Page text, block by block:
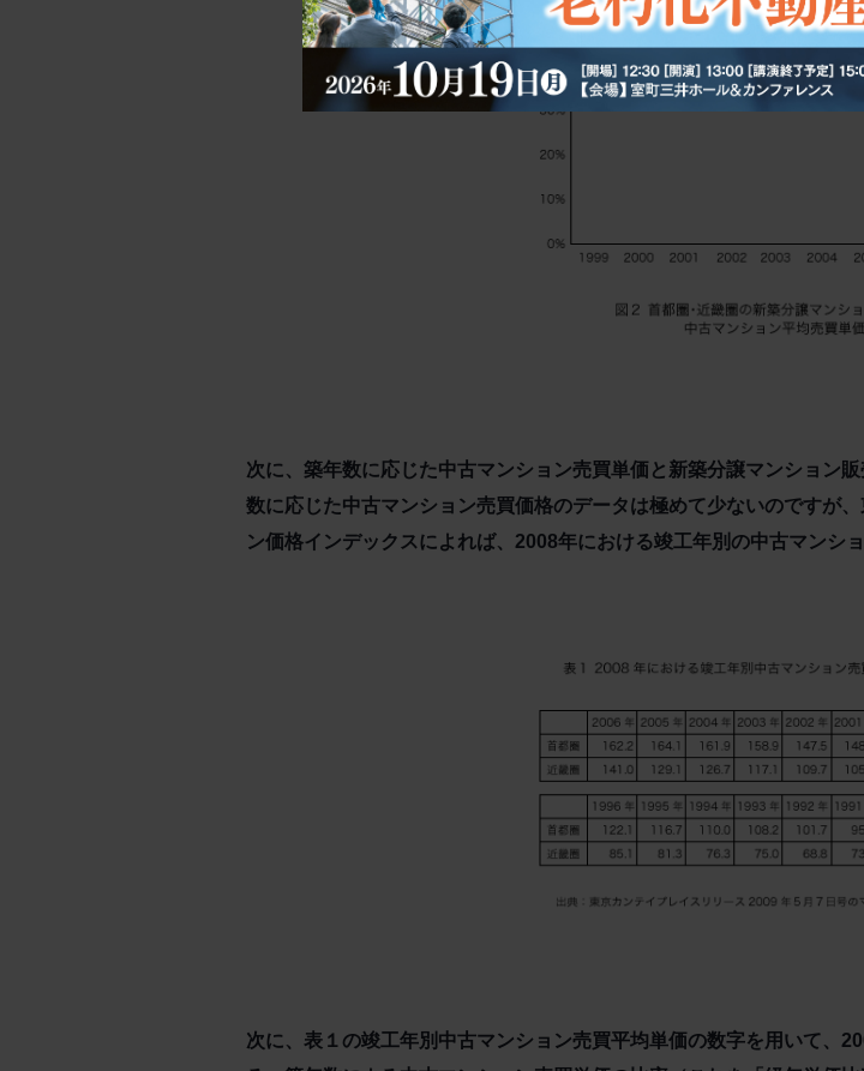
次に、築年数に応じた中古マンション売買単価と新築分譲マンション
数に応じた中古マンション売買価格のデータは極めて少ないのですが
ン価格インデックスによれば、2008年における竣工年別の中古マンシ
次に、表１の竣工年別中古マンション売買平均単価の数字を用いて、